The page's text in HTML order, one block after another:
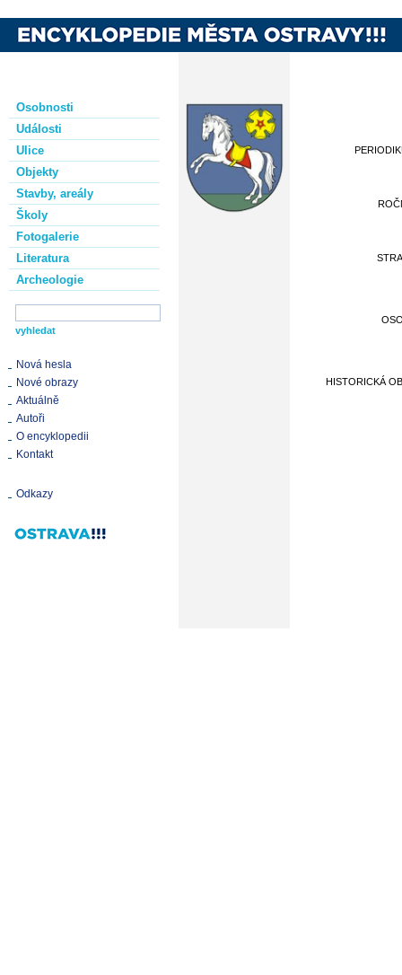
Osobnosti
Události
Ulice
Objekty
Stavby, areály
Školy
Fotogalerie
Literatura
Archeologie
Nová hesla
Nové obrazy
Aktuálně
Autoři
O encyklopedii
Kontakt
Odkazy
HISTORICKÁ